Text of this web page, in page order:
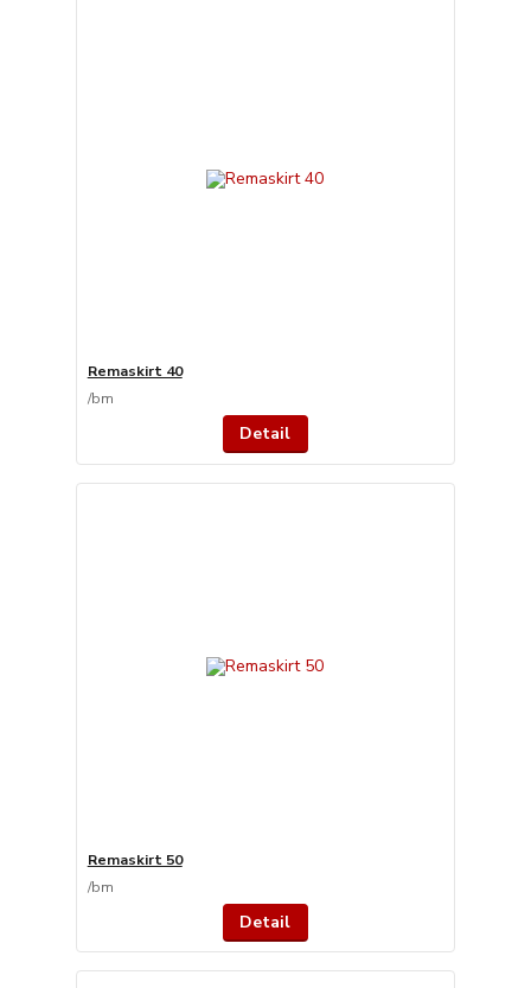
Remaskirt 40
/bm
Detail
Remaskirt 50
/bm
Detail